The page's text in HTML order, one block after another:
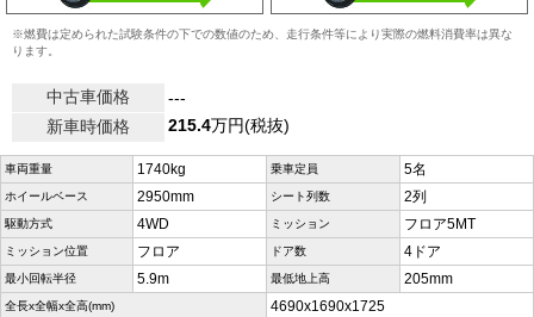
※燃費は定められた試験条件の下での数値のため、走行条件等により実際の燃料消費率は異な
ります。
中古車価格
---
新車時価格
215.4万円(税抜)
車両重量 1740kg 乗車定員 5名
ホイールベース 2950mm シート列数 2列
駆動方式 4WD ミッション フロア5MT
ミッション位置 フロア ドア数 4ドア
最小回転半径 5.9m 最低地上高 205mm
全長x全幅x全高(mm) 4690x1690x1725